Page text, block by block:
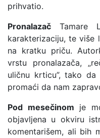
prihvatio.
Pronalazač Tamare
karakterizaciju, te više
na kratku priču.
vrstu pronalazača,
uličnu krticu”, tako
promaći da nam
Pod mesečinom je
objavljena u okviru
komentarišem, ali bih